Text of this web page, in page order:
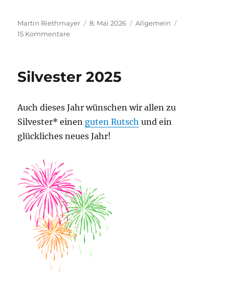
Autor
Martin Riethmayer
Veröffentlicht
8. Mai 2026 Kategorien
Allgemein
15 Kommentarezu
Silvester 2025
Auch dieses Jahr wünschen wir allen zu
Silvester* einen guten Rutsch und ein
glückliches neues Jahr!